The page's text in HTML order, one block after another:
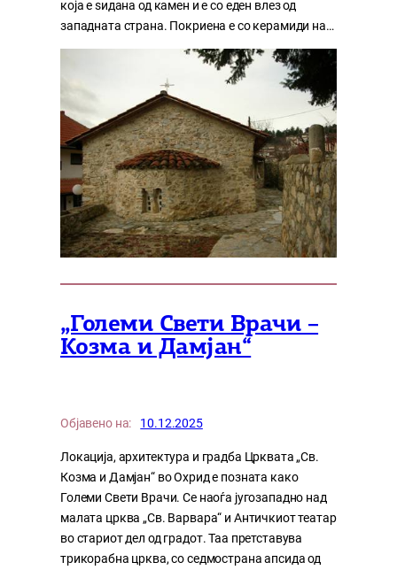
која е ѕидана од камен и е со еден влез од
западната страна. Покриена е со керамиди на…
„Големи Свети Врачи –
Козма и Дамјан“
Објавено на: 10.12.2025
Локација, архитектура и градба Црквата „Св.
Козма и Дамјан“ во Охрид е позната како
Големи Свети Врачи. Се наоѓа југозападно над
малата црква „Св. Варвара“ и Античкиот театар
во стариот дел од градот. Таа претставува
трикорабна црква, со седмострана апсида од